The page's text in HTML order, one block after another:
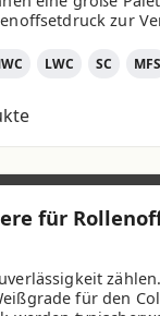
zur
LWC SC MFS
für
für den